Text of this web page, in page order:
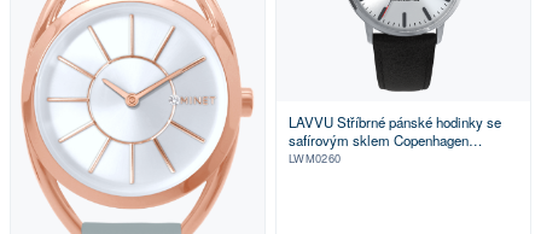
LAVVU Stříbrné pánské hodinky se
safírovým sklem Copenhagen
Titanium Silver
LWM0260